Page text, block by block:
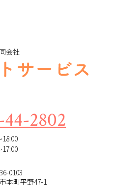
会社
44-2802
18:00
17:00
0103
本町平野47-1